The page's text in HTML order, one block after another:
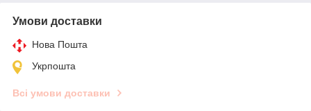
Умови доставки
Нова Пошта
Укрпошта
Всі умови доставки